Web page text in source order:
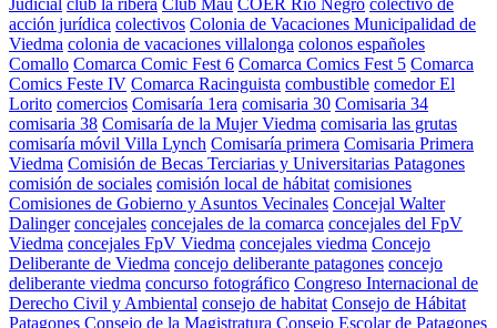
acción jurídica colectivos Colonia de Vacaciones Municipalidad de
Viedma colonia de vacaciones villalonga colonos españoles
Comallo Comarca Comic Fest 6 Comarca Comics Fest 5 Comarca
Comics Feste IV Comarca Racinguista combustible comedor El
Lorito comercios Comisaría 1era comisaria 30 Comisaria 34
comisaria 38 Comisaría de la Mujer Viedma comisaria las grutas
comisaría móvil Villa Lynch Comisaría primera Comisaria Primera
Viedma Comisión de Becas Terciarias y Universitarias Patagones
comisión de sociales comisión local de hábitat comisiones
Comisiones de Gobierno y Asuntos Vecinales Concejal Walter
Dalinger concejales concejales de la comarca concejales del FpV
Viedma concejales FpV Viedma concejales viedma Concejo
Deliberante de Viedma concejo deliberante patagones concejo
deliberante viedma concurso fotográfico Congreso Internacional de
Derecho Civil y Ambiental consejo de habitat Consejo de Hábitat
Patagones Consejo de la Magistratura Consejo Escolar de Patagones